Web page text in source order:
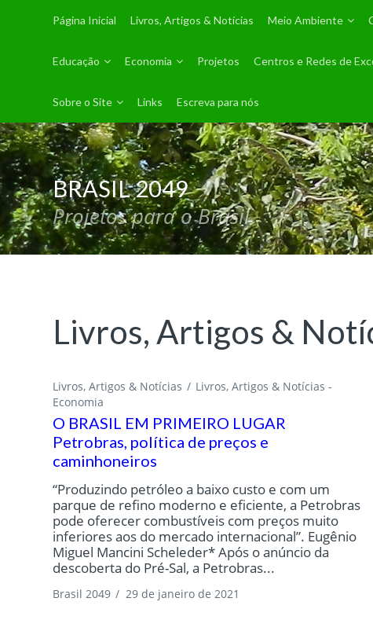
Página Inicial Livros, Artigos & Notícias Meio Ambiente
Educação Economia Projetos Centros e Redes de
Sobre o Site Links Escreva para nós
BRASIL 2049
Projetos para o Brasil
Livros, Artigos &
Livros, Artigos & Notícias
Livros, Artigos & Notícias -
Economia
O BRASIL EM PRIMEIRO LUGAR
Petrobras, política de preços e
caminhoneiros
“Produzindo petróleo a baixo custo e com um
parque de refino moderno e eficiente, a Petrobras
pode oferecer combustíveis com preços muito
inferiores aos do mercado internacional”. Eugênio
Miguel Mancini Scheleder* Após o anúncio da
descoberta do Pré-Sal, a Petrobras...
Brasil 2049 / 29 de janeiro de 2021